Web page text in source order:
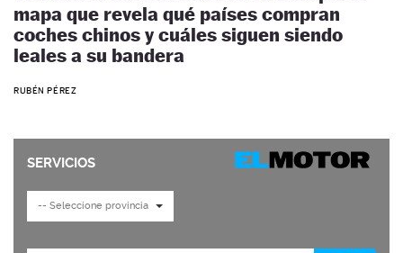
mapa que revela qué países compran
coches chinos y cuáles siguen siendo
leales a su bandera
RUBÉN PÉREZ